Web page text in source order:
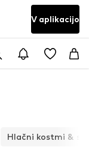
V aplikacijo
Hlačni kostmi &